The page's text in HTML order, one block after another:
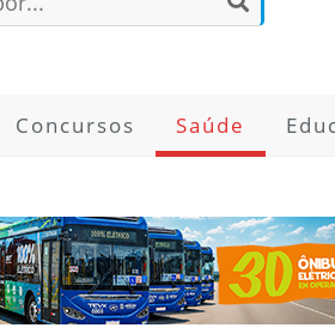
Concursos Saúde